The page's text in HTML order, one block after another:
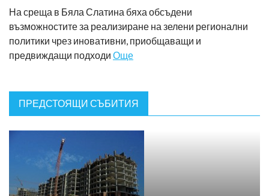
На среща в Бяла Слатина бяха обсъдени
възможностите за реализиране на зелени регионални
политики чрез иновативни, приобщаващи и
предвиждащи подходи Още
ПРЕДСТОЯЩИ СЪБИТИЯ